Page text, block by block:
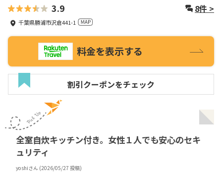
3.9 8件 >
千葉県勝浦市沢倉441-1
料金を表示する
割引クーポンをチェック
全室自炊キッチン付き。女性１人でも安心のセキ
ュリティ
yoshiさん (2026/05/27 投稿)